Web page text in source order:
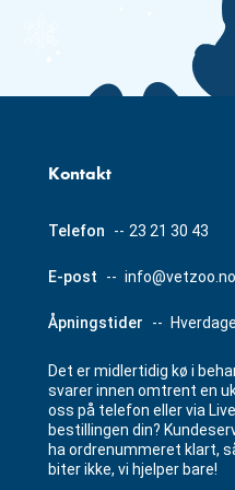
Kontakt
Telefon -- 23 21 30 43
E-post -- info@vetzoo.no
Åpningstider --
Det er midlertidig kø i
svarer innen omtrent en
oss på telefon eller via
bestillingen din?
ha ordrenummeret klart,
biter ikke, vi hjelper bare!